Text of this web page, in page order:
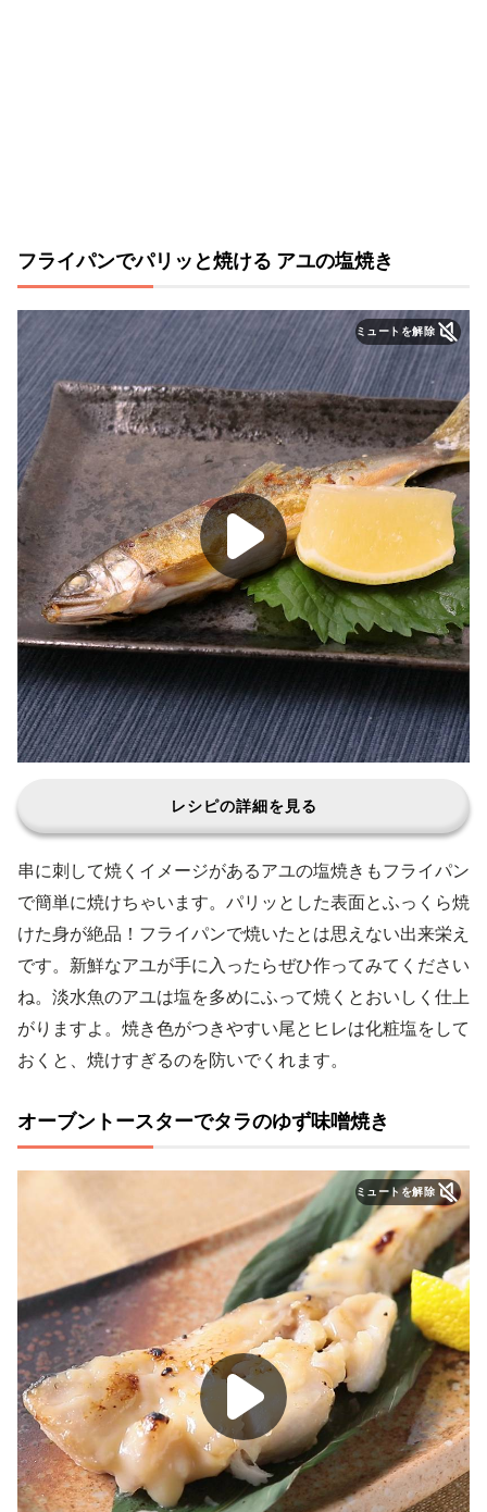
フライパンでパリッと焼ける アユの塩焼き
ミュートを解除
レシピの詳細を見る
串に刺して焼くイメージがあるアユの塩焼きもフライパン
で簡単に焼けちゃいます。パリッとした表面とふっくら焼
けた身が絶品！フライパンで焼いたとは思えない出来栄え
です。新鮮なアユが手に入ったらぜひ作ってみてください
ね。淡水魚のアユは塩を多めにふって焼くとおいしく仕上
がりますよ。焼き色がつきやすい尾とヒレは化粧塩をして
おくと、焼けすぎるのを防いでくれます。
オーブントースターでタラのゆず味噌焼き
ミュートを解除